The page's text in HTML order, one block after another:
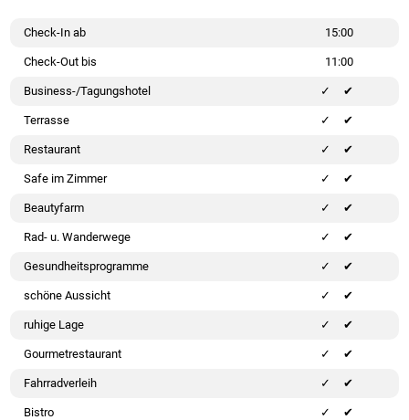
Check-In ab 15:00
Check-Out bis 11:00
Business-/Tagungshotel ✔
Terrasse ✔
Restaurant ✔
Safe im Zimmer ✔
Beautyfarm ✔
Rad- u. Wanderwege ✔
Gesundheitsprogramme ✔
schöne Aussicht ✔
ruhige Lage ✔
Gourmetrestaurant ✔
Fahrradverleih ✔
Bistro ✔